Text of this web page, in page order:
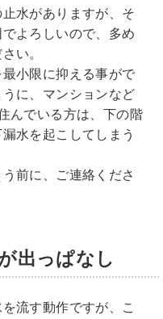
水がありますが、そ
よろしいので、多め
い。
小限に抑える事がで
に、マンションなど
んでいる方は、下の階
水を起こしてしまう
前に、ご連絡くださ
出っぱなし
流す動作ですが、こ